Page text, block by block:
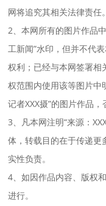
网将追究其相关法律责任。
2、本网所有的图片作品
工新闻”水印，但并不代
权利；已经与本网签署相
权范围内使用该等图片中
记者XXX摄”的图片作品
3、凡本网注明“来源：
体，转载目的在于传递更
实性负责。
4、如因作品内容、版权
进行。